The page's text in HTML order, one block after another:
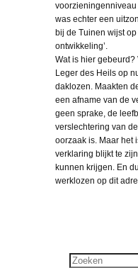
was echter een
bij de Tuinen wijst
ontwikkeling’.
Wat is hier
Leger des Heils op
daklozen. Maakten
een afname van de
geen sprake, de
verslechtering van
oorzaak is. Maar het
verklaring blijkt te
kunnen krijgen. En
werklozen op dit
Zoeken